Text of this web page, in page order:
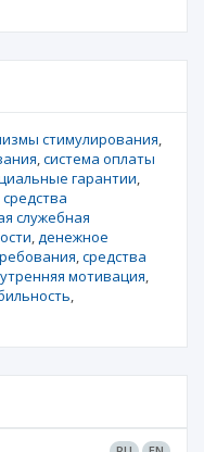
стимулирования
система оплаты
гарантии
служебная
денежное
средства
мотивация